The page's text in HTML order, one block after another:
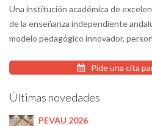
Una institución académica de
de la enseñanza independiente
modelo pedagógico innovador,
Pide una cita
Últimas novedades
PEVAU 2026